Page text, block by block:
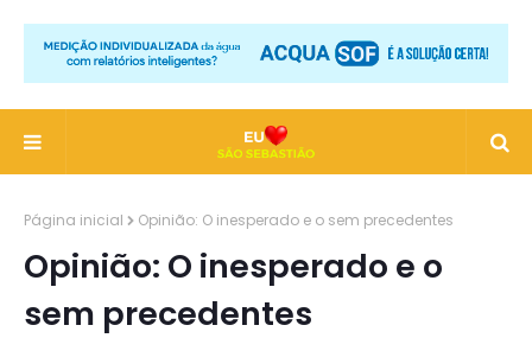
Página inicial Opinião: O inesperado e o sem precedentes
Opinião: O inesperado e o
sem precedentes